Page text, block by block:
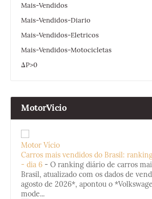
Mais-Vendidos
Mais-Vendidos-Diario
Mais-Vendidos-Eletricos
Mais-Vendidos-Motocicletas
ΔP>0
MotorVicio
Motor Vício
Carros mais vendidos do Brasil:
- dia 6 - O ranking diário de carros
Brasil, atualizado com os dados de
agosto de 2026*, apontou o
mode...